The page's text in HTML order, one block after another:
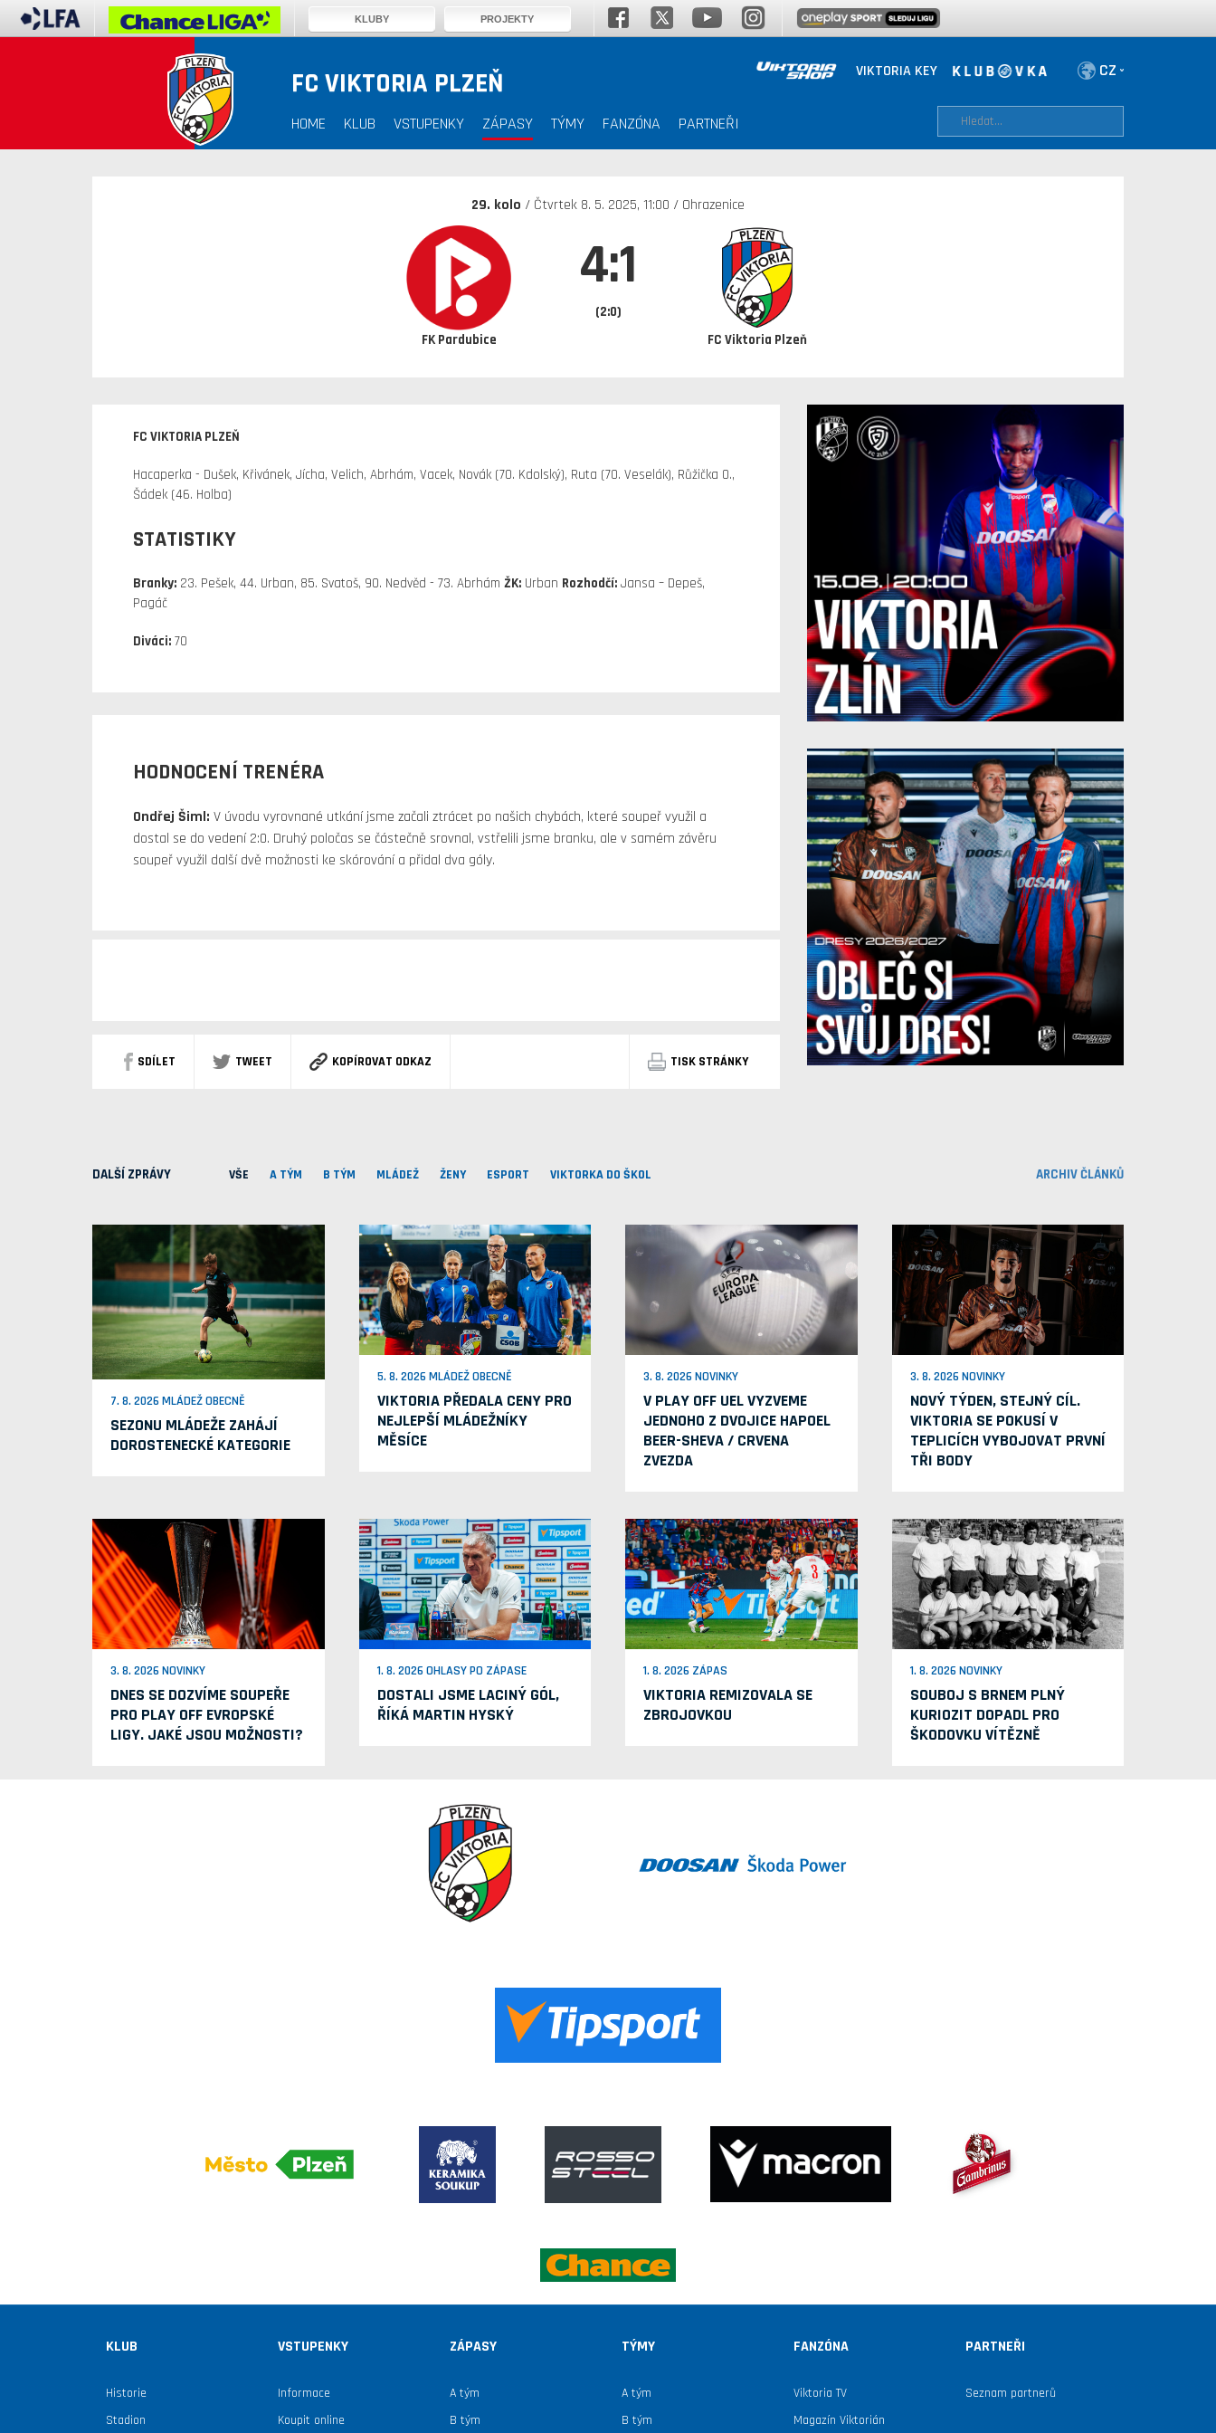
VIKTORIA KEY
FC VIKTORIA PLZEŇ
HOME KLUB VSTUPENKY ZÁPASY TÝMY FANZÓNA PARTNEŘI
30. 12. 1899
29. kolo / Čtvrtek 8. 5. 2025, 11:00 / Ohrazenice
FK Pardubice
4:1
(2:0)
FC Viktoria Plzeň
FC VIKTORIA PLZEŇ
Hacaperka - Dušek, Křivánek, Jícha, Velich, Abrhám, Vacek, Novák (70. Kdolský), Ruta (70. Veselák), Růžička O.,
Šádek (46. Holba)
STATISTIKY
Branky: 23. Pešek, 44. Urban, 85. Svatoš, 90. Nedvěd - 73. Abrhám ŽK: Urban Rozhodčí: Jansa – Depeš,
Pagáč
Diváci: 70
HODNOCENÍ TRENÉRA
Ondřej Šiml: V úvodu vyrovnané utkání jsme začali ztrácet po našich chybách, které soupeř využil a
dostal se do vedení 2:0. Druhý poločas se částečně srovnal, vstřelili jsme branku, ale v samém závěru
soupeř využil další dvě možnosti ke skórování a přidal dva góly.
SDÍLET TWEET KOPÍROVAT ODKAZ TISK STRÁNKY
DALŠÍ ZPRÁVY VŠE A TÝM B TÝM MLÁDEŽ ŽENY ESPORT VIKTORKA DO ŠKOL ARCHIV ČLÁNKŮ
7. 8. 2026 MLÁDEŽ OBECNĚ
SEZONU MLÁDEŽE ZAHÁJÍ
DOROSTENECKÉ KATEGORIE
5. 8. 2026 MLÁDEŽ OBECNĚ
VIKTORIA PŘEDALA CENY PRO
NEJLEPŠÍ MLÁDEŽNÍKY
MĚSÍCE
3. 8. 2026 NOVINKY
V PLAY OFF UEL VYZVEME
JEDNOHO Z DVOJICE HAPOEL
BEER-SHEVA / CRVENA
ZVEZDA
3. 8. 2026 NOVINKY
NOVÝ TÝDEN, STEJNÝ CÍL.
VIKTORIA SE POKUSÍ V
TEPLICÍCH VYBOJOVAT PRVNÍ
TŘI BODY
3. 8. 2026 NOVINKY
DNES SE DOZVÍME SOUPEŘE
PRO PLAY OFF EVROPSKÉ
LIGY. JAKÉ JSOU MOŽNOSTI?
1. 8. 2026 OHLASY PO ZÁPASE
DOSTALI JSME LACINÝ GÓL,
ŘÍKÁ MARTIN HYSKÝ
1. 8. 2026 ZÁPAS
VIKTORIA REMIZOVALA SE
ZBROJOVKOU
1. 8. 2026 NOVINKY
SOUBOJ S BRNEM PLNÝ
KURIOZIT DOPADL PRO
ŠKODOVKU VÍTĚZNĚ
KLUB
Historie
Stadion
VSTUPENKY
Informace
Koupit online
ZÁPASY
A tým
B tým
TÝMY
A tým
B tým
FANZÓNA
Viktoria TV
Magazín Viktorián
PARTNEŘI
Seznam partnerů
KLUBY PROJEKTY